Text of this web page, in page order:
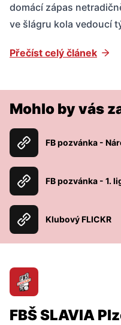
domácí zápas
ve šlágru kola vedoucí
Přečíst celý článek
Mohlo by vás
FB pozvánka -
FB pozvánka - 1.
Klubový FLICKR
FBŠ SLAVIA